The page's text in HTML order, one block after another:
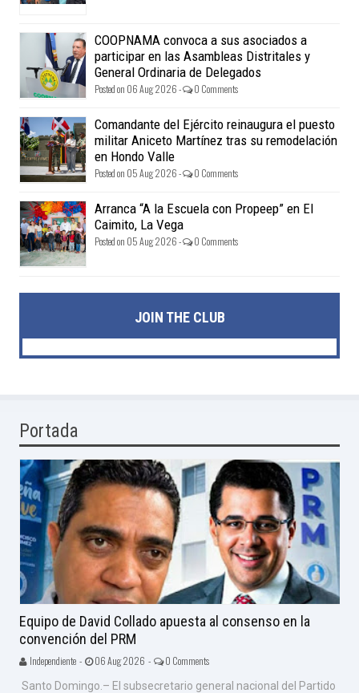
COOPNAMA convoca a sus asociados a
participar en las Asambleas Distritales y
General Ordinaria de Delegados
Posted on 06 Aug 2026 - 0 Comments
Comandante del Ejército reinaugura el puesto
militar Aniceto Martínez tras su remodelación
en Hondo Valle
Posted on 05 Aug 2026 - 0 Comments
Arranca “A la Escuela con Propeep” en El
Caimito, La Vega
Posted on 05 Aug 2026 - 0 Comments
JOIN THE CLUB
Portada
Equipo de David Collado apuesta al consenso en la
convención del PRM
Independiente - 06 Aug 2026 - 0 Comments
Santo Domingo.– El subsecretario general nacional del Partido